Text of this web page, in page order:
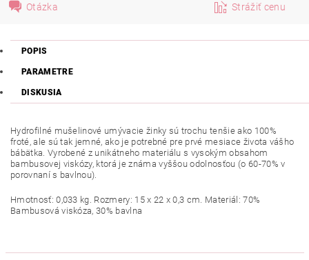
Otázka Strážiť cenu
POPIS
PARAMETRE
DISKUSIA
Hydrofilné mušelinové umývacie žinky sú trochu tenšie ako 100%
froté, ale sú tak jemné, ako je potrebné pre prvé mesiace života vášho
bábätka. Vyrobené z unikátneho materiálu s vysokým obsahom
bambusovej viskózy, ktorá je známa vyššou odolnosťou (o 60-70% v
porovnaní s bavlnou).
Hmotnosť: 0,033 kg. Rozmery: 15 x 22 x 0,3 cm. Materiál: 70%
Bambusová viskóza, 30% bavlna